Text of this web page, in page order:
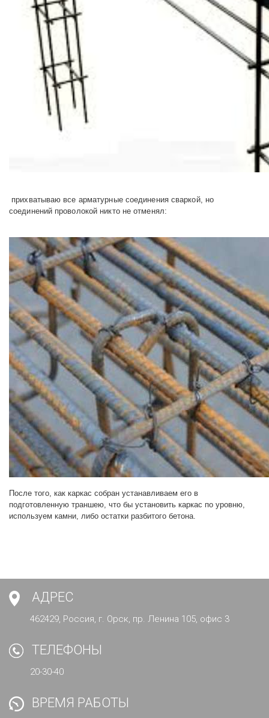
прихватываю все арматурные соединения сваркой, но
соединений проволокой никто не отменял:
После того, как каркас собран устанавливаем его в
подготовленную траншею, что бы установить каркас по уровню,
используем камни, либо остатки разбитого бетона.
АДРЕС
462429, Россия, г. Орск, пр. Ленина 105, офис 3
ТЕЛЕФОНЫ
20-30-40
ВРЕМЯ РАБОТЫ